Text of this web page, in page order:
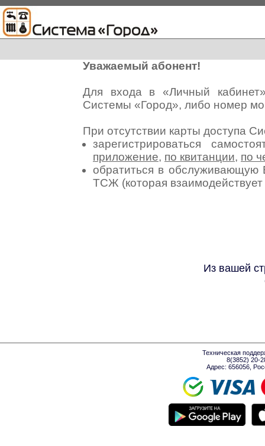
Уважаемый абонент!
Для входа в «Личный
Системы «Город», либо номер
При отсутствии карты доступа
зарегистрироваться
приложение, по квитанции, по
обратиться в
ТСЖ (которая
Из вашей
Техническая
8(3852) 20-
Адрес: 656056,